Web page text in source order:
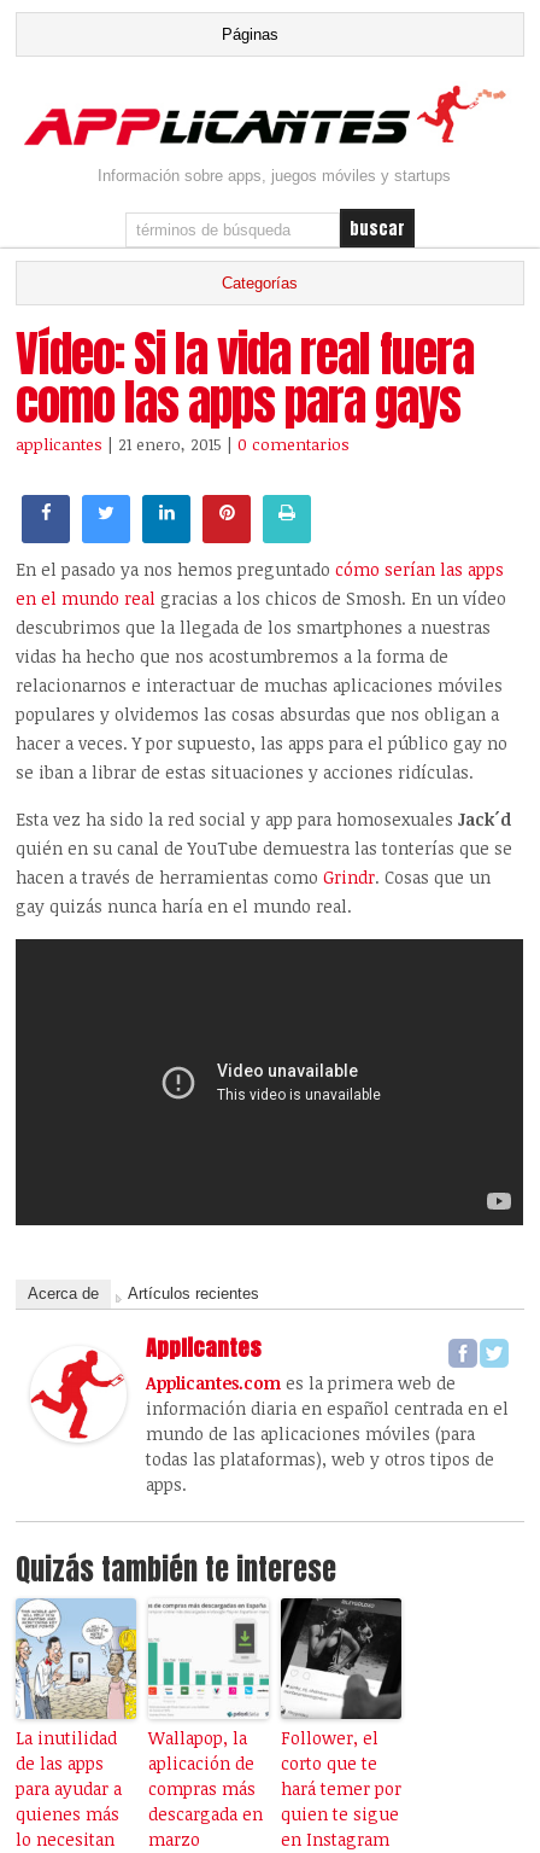
Información sobre apps, juegos móviles y startups
Vídeo: Si la vida real fuera
como las apps para gays
applicantes | 21 enero, 2015 |0 comentarios
En el pasado ya nos hemos preguntadocómo serían las apps
en el mundo real gracias a los chicos de Smosh. En un vídeo
descubrimos que la llegada de los smartphones a nuestras
vidas ha hecho que nos acostumbremos a la forma de
relacionarnos e interactuar de muchas aplicaciones móviles
populares y olvidemos las cosas absurdas que nos obligan a
hacer a veces. Y por supuesto, las apps para el público gay no
se iban a librar de estas situaciones y acciones ridículas.
Esta vez ha sido la red social y app para homosexualesJack´d
quién en su canal de YouTube demuestra las tonterías que se
hacen a través de herramientas comoGrindr. Cosas que un
gay quizás nunca haría en el mundo real.
Acerca de Artículos recientes
Applicantes
Applicantes.com es la primera web de
información diaria en español centrada en el
mundo de las aplicaciones móviles (para
todas las plataformas), web y otros tipos de
apps.
Quizás también te interese
La inutilidad
de las apps
para ayudar a
quienes más
lo necesitan
Wallapop, la
aplicación de
compras más
descargada en
marzo
Follower, el
corto que te
hará temer por
quien te sigue
en Instagram